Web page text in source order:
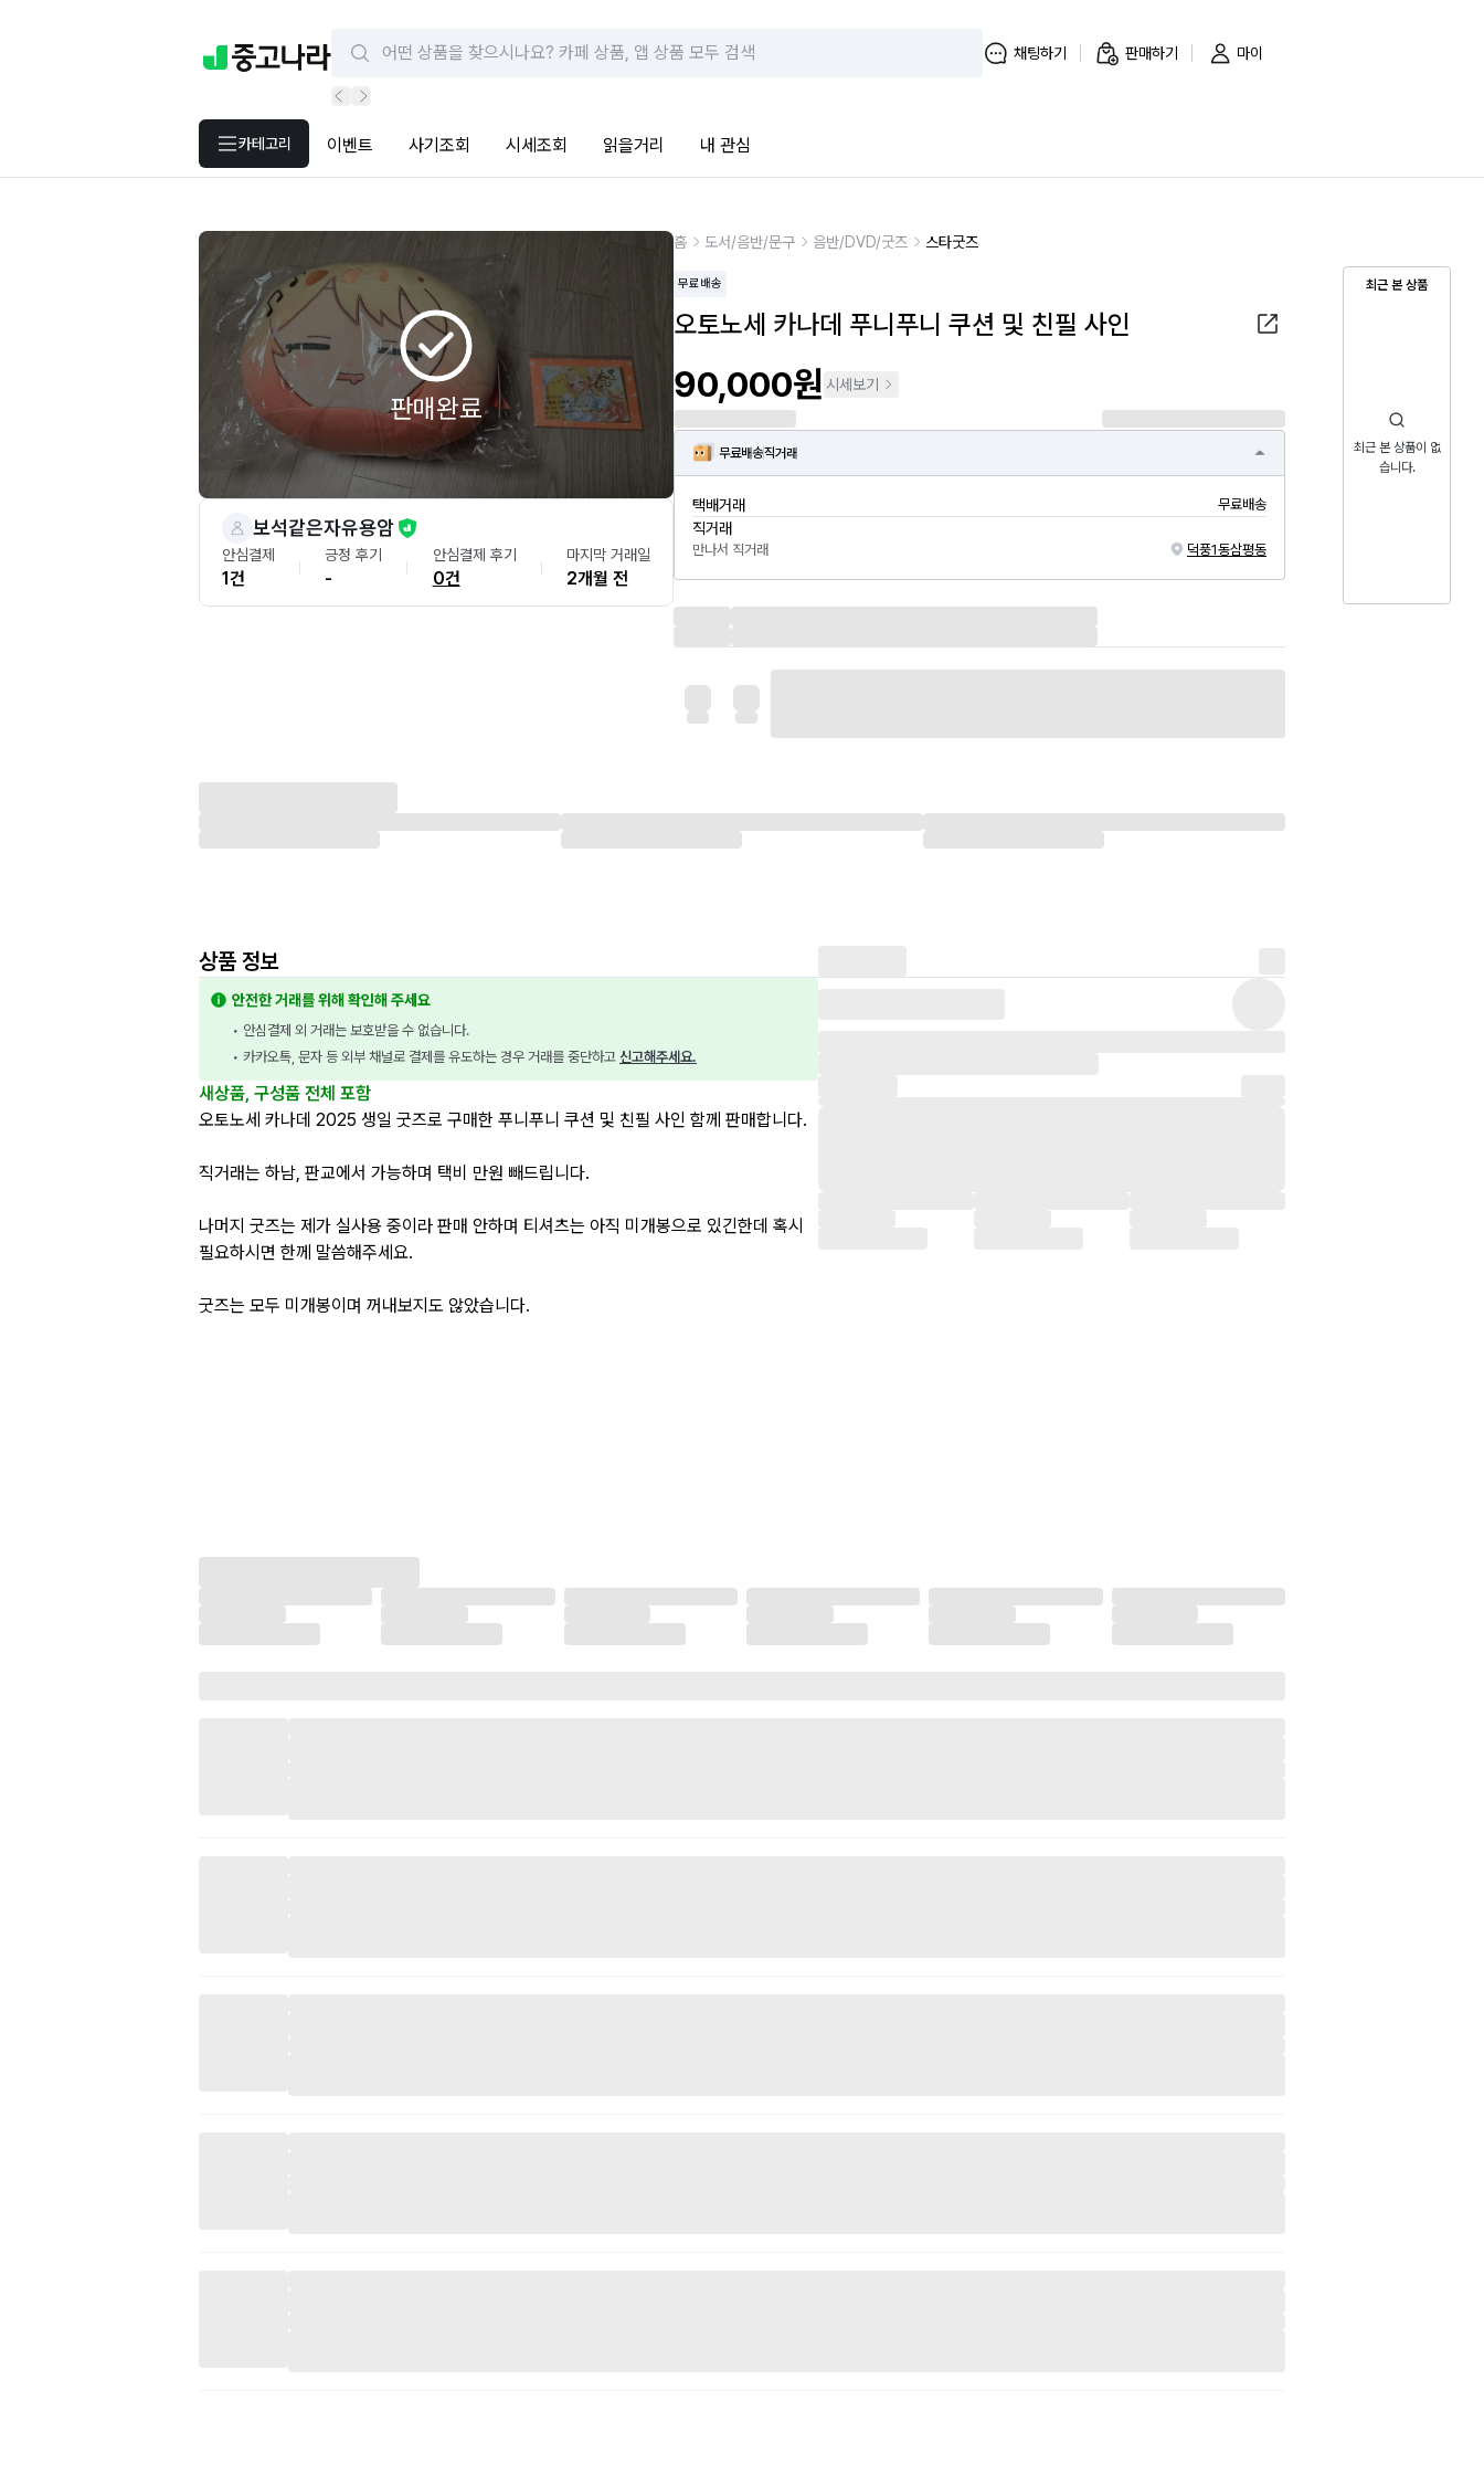
채팅하기 판매하기 마이
카테고리 이벤트 사기조회 시세조회 읽을거리 내 관심
최근 본 상품
최근 본 상품이 없
습니다.
판매완료
보석같은자유용암
안심결제
1건
긍정 후기
-
안심결제 후기
0건
마지막 거래일
2개월 전
홈 도서/음반/문구 음반/DVD/굿즈 스타굿즈
무료배송
오토노세 카나데 푸니푸니 쿠션 및 친필 사인
90,000원 시세보기
무료배송직거래
택배거래 무료배송
직거래
만나서 직거래 덕풍1동삼평동
상품 정보
안전한 거래를 위해 확인해 주세요
• 안심결제 외 거래는 보호받을 수 없습니다.
• 카카오톡, 문자 등 외부 채널로 결제를 유도하는 경우 거래를 중단하고 신고해주세요.
새상품, 구성품 전체 포함
오토노세 카나데 2025 생일 굿즈로 구매한 푸니푸니 쿠션 및 친필 사인 함께 판매합니다.
직거래는 하남, 판교에서 가능하며 택비 만원 빼드립니다.
나머지 굿즈는 제가 실사용 중이라 판매 안하며 티셔츠는 아직 미개봉으로 있긴한데 혹시
필요하시면 한께 말씀해주세요.